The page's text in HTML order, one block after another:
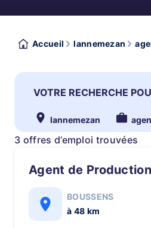
Accueil lannemezan
VOTRE RECHERCHE
lannemezan
3 offres d’emploi trouvées
Agent de
BOUSSENS
à 48 km